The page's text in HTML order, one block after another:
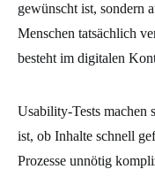
gewünscht ist, sondern
Menschen tatsächlich
besteht im digitalen
Usability-Tests machen
ist, ob Inhalte schnell
Prozesse unnötig